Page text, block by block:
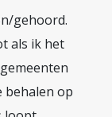
gehoord.
als ik het
behalen op